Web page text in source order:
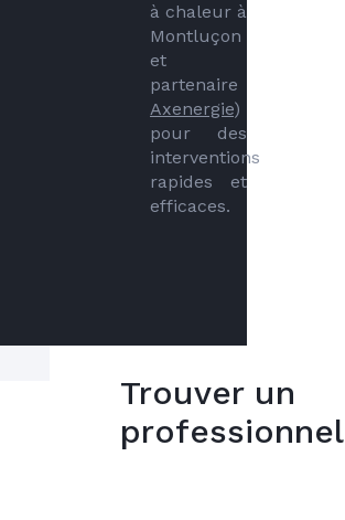
à chaleur à
Montluçon
et
Axenergie)
pour des
interventions
rapides et
efficaces.
Vous avez
Trouver un
professionnel
5